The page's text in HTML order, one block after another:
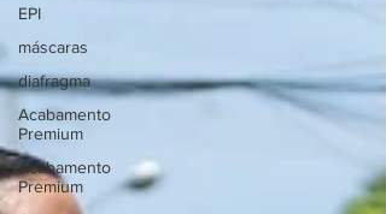
EPI
máscaras
diafragma
Acabamento
Premium
Acabamento
Premium